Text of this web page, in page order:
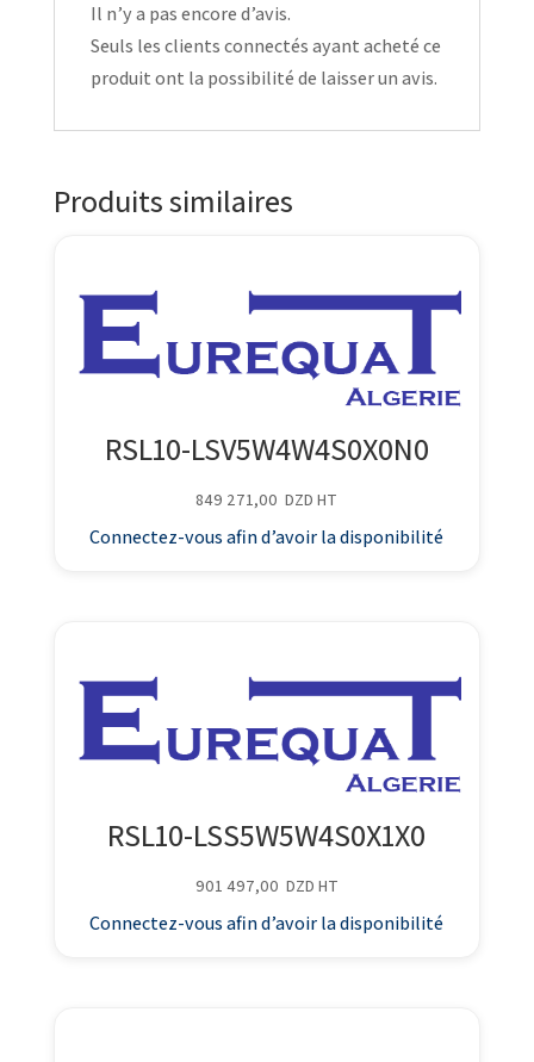
Il n’y a pas encore d’avis.
Seuls les clients connectés ayant acheté ce
produit ont la possibilité de laisser un avis.
Produits similaires
RSL10-LSV5W4W4S0X0N0
849 271,00 DZD HT
Connectez-vous afin d’avoir la disponibilité
RSL10-LSS5W5W4S0X1X0
901 497,00 DZD HT
Connectez-vous afin d’avoir la disponibilité